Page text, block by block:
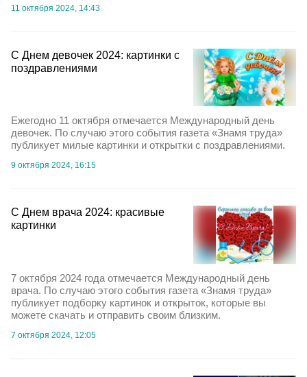
11 октября 2024, 14:43
С Днем девочек 2024: картинки с
поздравлениями
Ежегодно 11 октября отмечается Международный день
девочек. По случаю этого события газета «Знамя труда»
публикует милые картинки и открытки с поздравлениями.
9 октября 2024, 16:15
С Днем врача 2024: красивые
картинки
7 октября 2024 года отмечается Международный день
врача. По случаю этого события газета «Знамя труда»
публикует подборку картинок и открыток, которые вы
можете скачать и отправить своим близким.
7 октября 2024, 12:05